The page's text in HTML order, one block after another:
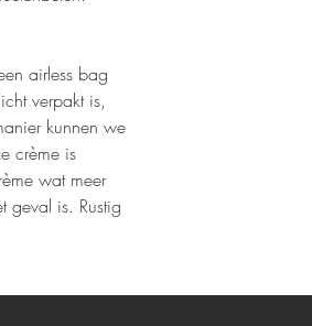
airless bag
verpakt is,
kunnen we
crème is
wat meer
geval is. Rustig